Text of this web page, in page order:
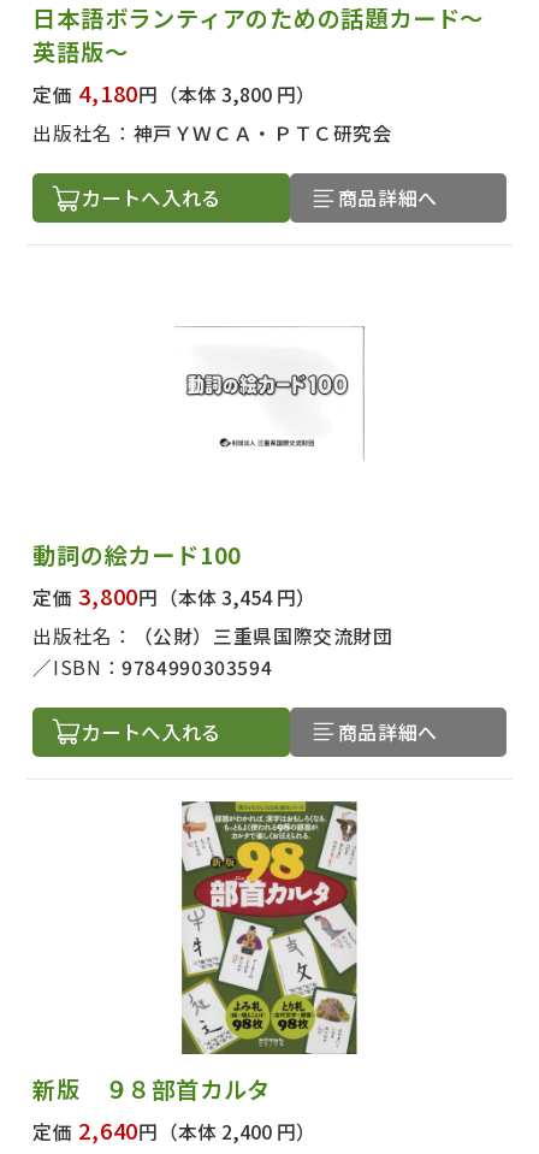
日本語ボランティアのための話題カード～
英語版～
定価 4,180円 （本体 3,800 円）
出版社名： 神戸ＹＷＣＡ・ＰＴＣ研究会
カートへ入れる 商品詳細へ
動詞の絵カード100
定価 3,800円 （本体 3,454 円）
出版社名：
（公財）三重県国際交流財団
ISBN：9784990303594
カートへ入れる 商品詳細へ
新版 ９８部首カルタ
定価 2,640円 （本体 2,400 円）